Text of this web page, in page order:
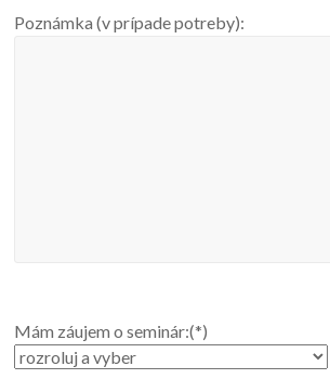
Poznámka (v prípade potreby):
Mám záujem o seminár:(*)